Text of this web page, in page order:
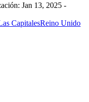
Jan 13, 2025 -
CapitalesReino Unido